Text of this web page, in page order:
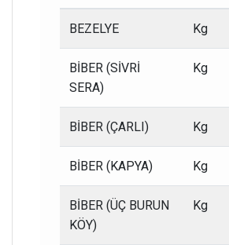
BEZELYE Kg
BİBER (SİVRİ
SERA)
Kg
BİBER (ÇARLI) Kg
BİBER (KAPYA) Kg
BİBER (ÜÇ BURUN
KÖY)
Kg